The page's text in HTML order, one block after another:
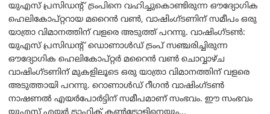
യുഎസ് പ്രസിഡന്റ് ട്രംപിനെ വഹിച്ചുകൊണ്ടിരുന്ന ഔദ്യോഗിക
ഹെലികോപ്റ്ററായ മറൈൻ വൺ, വാഷിംഗ്ടണിന് സമീപം ഒരു
യാത്രാ വിമാനത്തിന് വളരെ അടുത്ത് പറന്നു. വാഷിംഗ്ടണ്‍:
യുഎസ് പ്രസിഡന്റ് ഡൊണാൾഡ് ട്രംപ് സഞ്ചരിച്ചിരുന്ന
ഔദ്യോഗിക ഹെലികോപ്റ്റർ മറൈൻ വൺ ചൊവ്വാഴ്ച
വാഷിംഗ്ടണിന് മുകളിലൂടെ ഒരു യാത്രാ വിമാനത്തിന് വളരെ
അടുത്തായി പറന്നു. റൊണാൾഡ് റീഗൻ വാഷിംഗ്ടൺ
നാഷണൽ എയർപോർട്ടിന് സമീപമാണ് സംഭവം. ഈ സംഭവം